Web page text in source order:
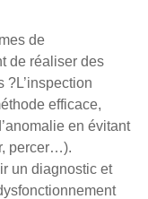
de
de réaliser des
?L’inspection
efficace,
en évitant
percer…).
un diagnostic et